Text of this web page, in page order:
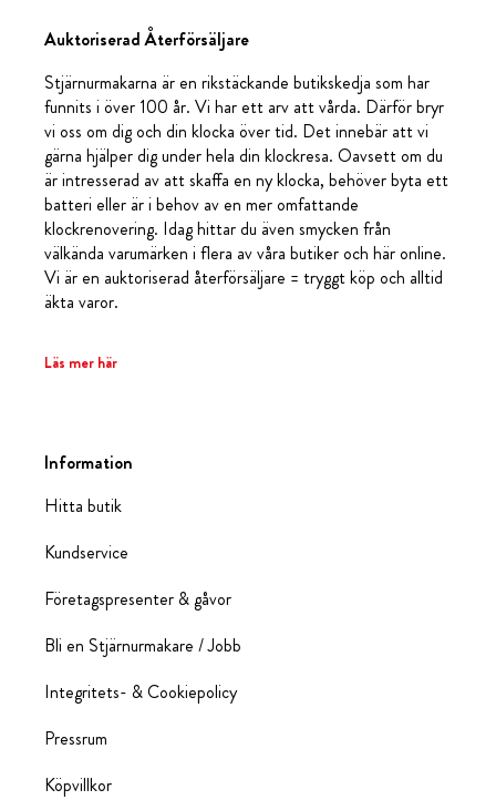
Auktoriserad Återförsäljare
Stjärnurmakarna är en rikstäckande butikskedja som har
funnits i över 100 år. Vi har ett arv att vårda. Därför bryr
vi oss om dig och din klocka över tid. Det innebär att vi
gärna hjälper dig under hela din klockresa. Oavsett om du
är intresserad av att skaffa en ny klocka, behöver byta ett
batteri eller är i behov av en mer omfattande
klockrenovering. Idag hittar du även smycken från
välkända varumärken i flera av våra butiker och här online.
Vi är en auktoriserad återförsäljare = tryggt köp och alltid
äkta varor.
Läs mer här
Information
Hitta butik
Kundservice
Företagspresenter & gåvor
Bli en Stjärnurmakare / Jobb
Integritets- & Cookiepolicy
Pressrum
Köpvillkor